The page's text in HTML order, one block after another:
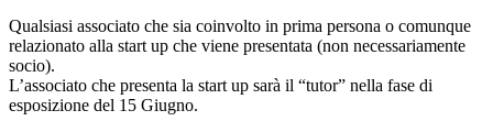
Qualsiasi associato che sia coinvolto in prima persona o comunque
relazionato alla start up che viene presentata (non necessariamente
socio).
L’associato che presenta la start up sarà il “tutor” nella fase di
esposizione del 15 Giugno.